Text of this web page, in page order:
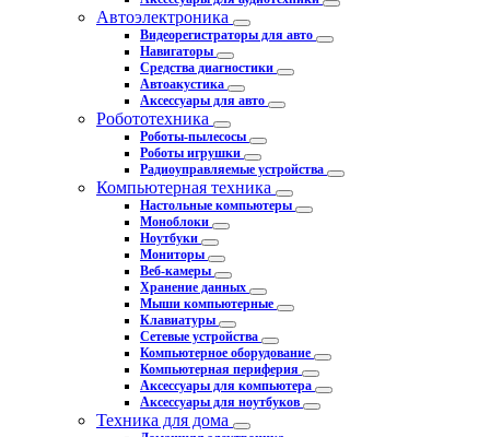
Автоэлектроника
Видеорегистраторы для авто
Навигаторы
Средства диагностики
Автоакустика
Аксессуары для авто
Робототехника
Роботы-пылесосы
Роботы игрушки
Радиоуправляемые устройства
Компьютерная техника
Настольные компьютеры
Моноблоки
Ноутбуки
Мониторы
Веб-камеры
Хранение данных
Мыши компьютерные
Клавиатуры
Сетевые устройства
Компьютерное оборудование
Компьютерная периферия
Аксессуары для компьютера
Аксессуары для ноутбуков
Техника для дома